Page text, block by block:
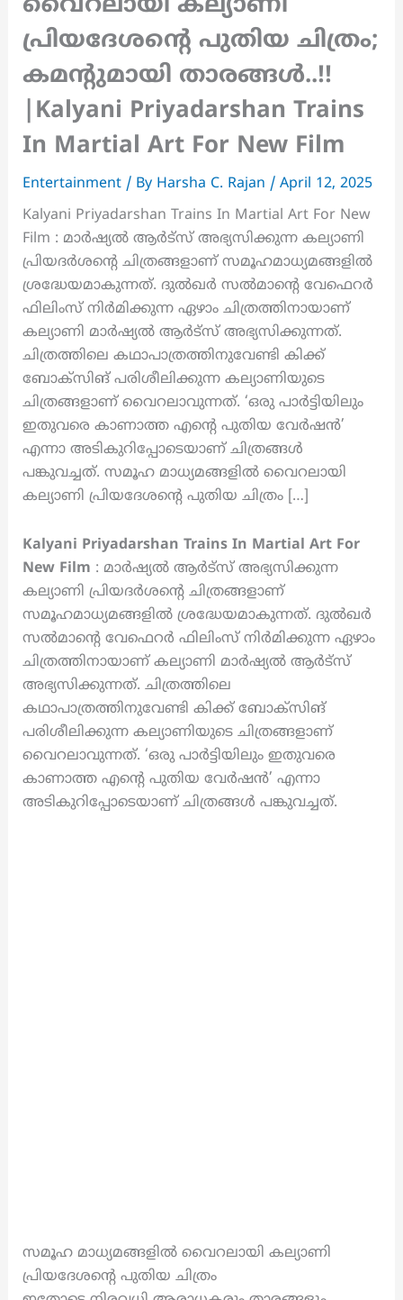
വൈറലായി കല്യാണി
പ്രിയദേശന്റെ പുതിയ ചിത്രം;
കമന്റുമായി താരങ്ങൾ..!!
|Kalyani Priyadarshan Trains
In Martial Art For New Film
Entertainment/ By Harsha C. Rajan / April 12, 2025
Kalyani Priyadarshan Trains In Martial Art For New
Film : മാർഷ്യൽ ആർട്‌സ് അഭ്യസിക്കുന്ന കല്യാണി
പ്രിയദർശന്റെ ചിത്രങ്ങളാണ് സമൂഹമാധ്യമങ്ങളിൽ
ശ്രദ്ധേയമാകുന്നത്. ദുൽഖർ സൽമാന്റെ വേഫെറർ
ഫിലിംസ് നിർമിക്കുന്ന ഏഴാം ചിത്രത്തിനായാണ്
കല്യാണി മാർഷ്യൽ ആർട്‌സ് അഭ്യസിക്കുന്നത്.
ചിത്രത്തിലെ കഥാപാത്രത്തിനുവേണ്ടി കിക്ക്
ബോക്സിങ് പരിശീലിക്കുന്ന കല്യാണിയുടെ
ചിത്രങ്ങളാണ് വൈറലാവുന്നത്. ‘ഒരു പാർട്ടിയിലും
ഇതുവരെ കാണാത്ത എന്റെ പുതിയ വേർഷൻ’
എന്നാ അടികുറിപ്പോടെയാണ് ചിത്രങ്ങൾ
പങ്കുവച്ചത്. സമൂഹ മാധ്യമങ്ങളിൽ വൈറലായി
കല്യാണി പ്രിയദേശന്റെ പുതിയ ചിത്രം […]
Kalyani Priyadarshan Trains In Martial Art For
New Film : മാർഷ്യൽ ആർട്‌സ് അഭ്യസിക്കുന്ന
കല്യാണി പ്രിയദർശന്റെ ചിത്രങ്ങളാണ്
സമൂഹമാധ്യമങ്ങളിൽ ശ്രദ്ധേയമാകുന്നത്. ദുൽഖർ
സൽമാന്റെ വേഫെറർ ഫിലിംസ് നിർമിക്കുന്ന ഏഴാം
ചിത്രത്തിനായാണ് കല്യാണി മാർഷ്യൽ ആർട്‌സ്
അഭ്യസിക്കുന്നത്. ചിത്രത്തിലെ
കഥാപാത്രത്തിനുവേണ്ടി കിക്ക് ബോക്സിങ്
പരിശീലിക്കുന്ന കല്യാണിയുടെ ചിത്രങ്ങളാണ്
വൈറലാവുന്നത്. ‘ഒരു പാർട്ടിയിലും ഇതുവരെ
കാണാത്ത എന്റെ പുതിയ വേർഷൻ’ എന്നാ
അടികുറിപ്പോടെയാണ് ചിത്രങ്ങൾ പങ്കുവച്ചത്.
സമൂഹ മാധ്യമങ്ങളിൽ വൈറലായി കല്യാണി
പ്രിയദേശന്റെ പുതിയ ചിത്രം